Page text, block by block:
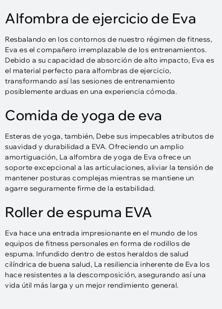
Alfombra de ejercicio de Eva
Resbalando en los contornos de nuestro régimen de fitness,
Eva es el compañero irremplazable de los entrenamientos.
Debido a su capacidad de absorción de alto impacto, Eva es
el material perfecto para alfombras de ejercicio,
transformando así las sesiones de entrenamiento
posiblemente arduas en una experiencia cómoda.
Comida de yoga de eva
Esteras de yoga, también, Debe sus impecables atributos de
suavidad y durabilidad a EVA. Ofreciendo un amplio
amortiguación, La alfombra de yoga de Eva ofrece un
soporte excepcional a las articulaciones, aliviar la tensión de
mantener posturas complejas mientras se mantiene un
agarre seguramente firme de la estabilidad.
Roller de espuma EVA
Eva hace una entrada impresionante en el mundo de los
equipos de fitness personales en forma de rodillos de
espuma. Infundido dentro de estos heraldos de salud
cilíndrica de buena salud, La resiliencia inherente de Eva los
hace resistentes a la descomposición, asegurando así una
vida útil más larga y un mejor rendimiento general.